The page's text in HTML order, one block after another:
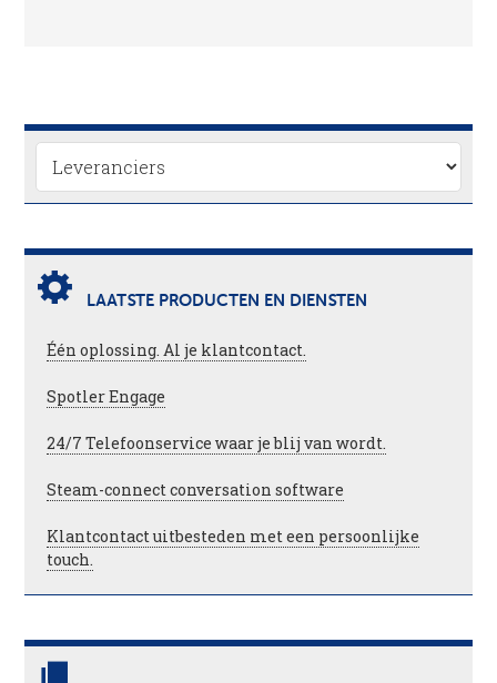
LAATSTE PRODUCTEN EN DIENSTEN
Één oplossing. Al je klantcontact.
Spotler Engage
24/7 Telefoonservice waar je blij van wordt.
Steam-connect conversation software
Klantcontact uitbesteden met een persoonlijke
touch.